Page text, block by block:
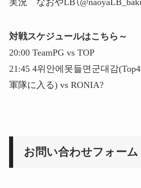
対戦スケジュールはこちら～
20:00 TeamPG vs TOP
21:45 4위안에못들면군대감
軍隊に入る) vs RONIA?
お問い合わせフォーム